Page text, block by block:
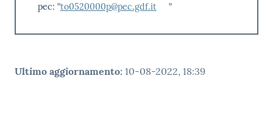
pec: ”to0520000p@pec.gdf.it ”
Ultimo aggiornamento: 10-08-2022, 18:39